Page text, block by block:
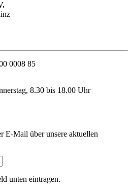
0008 85
8.30 bis 18.00 Uhr
E-Mail über unsere aktuellen
unten eintragen.